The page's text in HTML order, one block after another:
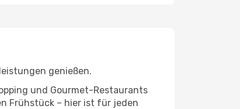
genießen.
und Gourmet-Restaurants
Frühstück – hier ist für jeden